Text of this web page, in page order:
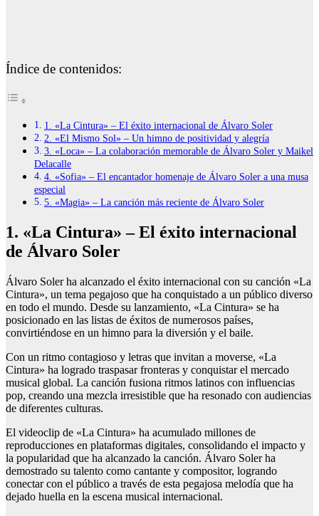
Índice de contenidos:
1. «La Cintura» – El éxito internacional de Álvaro Soler
2. «El Mismo Sol» – Un himno de positividad y alegría
3. «Loca» – La colaboración memorable de Álvaro Soler y Maikel
Delacalle
4. «Sofia» – El encantador homenaje de Álvaro Soler a una musa
especial
5. «Magia» – La canción más reciente de Álvaro Soler
1. «La Cintura» – El éxito internacional
de Álvaro Soler
Álvaro Soler ha alcanzado el éxito internacional con su canción «La
Cintura», un tema pegajoso que ha conquistado a un público diverso
en todo el mundo. Desde su lanzamiento, «La Cintura» se ha
posicionado en las listas de éxitos de numerosos países,
convirtiéndose en un himno para la diversión y el baile.
Con un ritmo contagioso y letras que invitan a moverse, «La
Cintura» ha logrado traspasar fronteras y conquistar el mercado
musical global. La canción fusiona ritmos latinos con influencias
pop, creando una mezcla irresistible que ha resonado con audiencias
de diferentes culturas.
El videoclip de «La Cintura» ha acumulado millones de
reproducciones en plataformas digitales, consolidando el impacto y
la popularidad que ha alcanzado la canción. Álvaro Soler ha
demostrado su talento como cantante y compositor, logrando
conectar con el público a través de esta pegajosa melodía que ha
dejado huella en la escena musical internacional.